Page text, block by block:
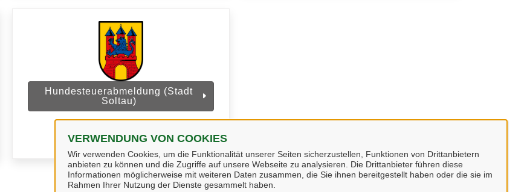
VERWENDUNG VON COOKIES
Wir verwenden Cookies, um die Funktionalität unserer Seiten sicherzustellen, Funktionen von Drittanbietern
anbieten zu können und die Zugriffe auf unsere Webseite zu analysieren. Die Drittanbieter führen diese
Informationen möglicherweise mit weiteren Daten zusammen, die Sie ihnen bereitgestellt haben oder die sie im
Rahmen Ihrer Nutzung der Dienste gesammelt haben.
Hundesteuerabmeldung (Stadt
Soltau)